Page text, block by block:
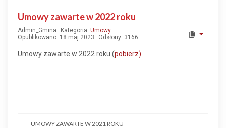
Umowy zawarte w 2022 roku
Admin_Gmina Kategoria: Umowy
Opublikowano: 18 maj 2023
Odsłony: 3166
Umowy zawarte w 2022 roku (pobierz)
UMOWY ZAWARTE W 2021 ROKU